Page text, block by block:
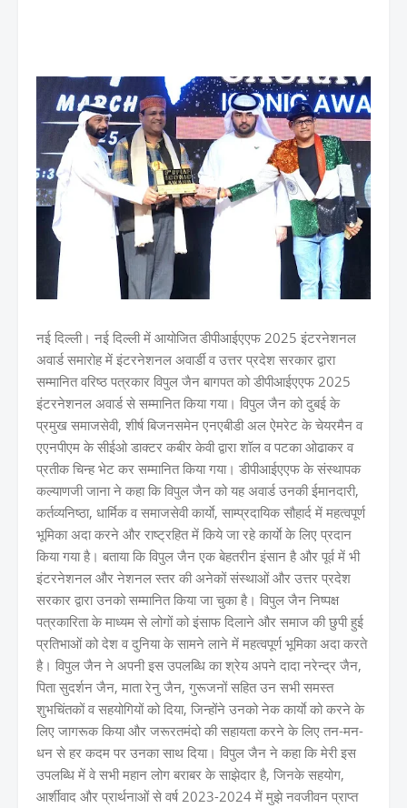
नई दिल्ली। नई दिल्ली में आयोजित डीपीआईएएफ 2025 इंटरनेशनल
अवार्ड समारोह में इंटरनेशनल अवार्डी व उत्तर प्रदेश सरकार द्वारा
सम्मानित वरिष्ठ पत्रकार विपुल जैन बागपत को डीपीआईएएफ 2025
इंटरनेशनल अवार्ड से सम्मानित किया गया। विपुल जैन को दुबई के
प्रमुख समाजसेवी, शीर्ष बिजनसमेन एनएबीडी अल ऐमरेट के चेयरमैन व
एएनपीएम के सीईओ डाक्टर कबीर केवी द्वारा शॉल व पटका ओढाकर व
प्रतीक चिन्ह भेट कर सम्मानित किया गया। डीपीआईएएफ के संस्थापक
कल्याणजी जाना ने कहा कि विपुल जैन को यह अवार्ड उनकी ईमानदारी,
कर्तव्यनिष्ठा, धार्मिक व समाजसेवी कार्याे, साम्प्रदायिक सौहार्द में महत्वपूर्ण
भूमिका अदा करने और राष्ट्रहित में किये जा रहे कार्याे के लिए प्रदान
किया गया है। बताया कि विपुल जैन एक बेहतरीन इंसान है और पूर्व में भी
इंटरनेशनल और नेशनल स्तर की अनेकों संस्थाओं और उत्तर प्रदेश
सरकार द्वारा उनको सम्मानित किया जा चुका है। विपुल जैन निष्पक्ष
पत्रकारिता के माध्यम से लोगों को इंसाफ दिलाने और समाज की छुपी हुई
प्रतिभाओं को देश व दुनिया के सामने लाने में महत्वपूर्ण भूमिका अदा करते
है। विपुल जैन ने अपनी इस उपलब्धि का श्रेय अपने दादा नरेन्द्र जैन,
पिता सुदर्शन जैन, माता रेनु जैन, गुरूजनों सहित उन सभी समस्त
शुभचिंतकों व सहयोगियों को दिया, जिन्होंने उनको नेक कार्याे को करने के
लिए जागरूक किया और जरूरतमंदो की सहायता करने के लिए तन-मन-
धन से हर कदम पर उनका साथ दिया। विपुल जैन ने कहा कि मेरी इस
उपलब्धि में वे सभी महान लोग बराबर के साझेदार है, जिनके सहयोग,
आर्शीवाद और प्रार्थनाओं से वर्ष 2023-2024 में मुझे नवजीवन प्राप्त